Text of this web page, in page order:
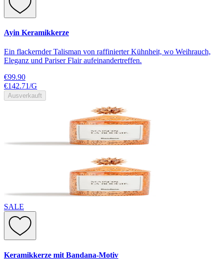
Ayin Keramikkerze
Ein flackernder Talisman von raffinierter Kühnheit, wo Weihrauch,
Eleganz und Pariser Flair aufeinandertreffen.
€99.90
€142.71/G
Ausverkauft
SALE
Keramikkerze mit Bandana-Motiv